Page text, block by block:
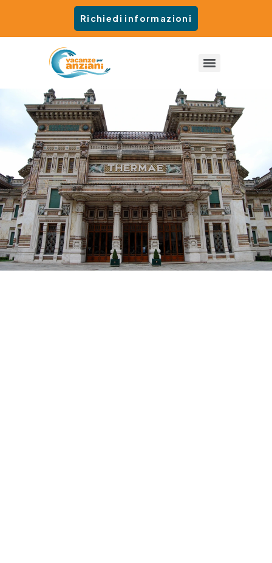
Richiedi informazioni